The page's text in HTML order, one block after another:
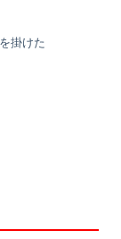
掛けた